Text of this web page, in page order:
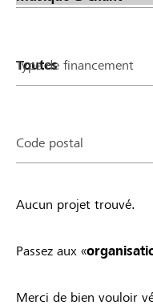
Type de financement
Code postal
Aucun projet trouvé.
Passez aux «
Merci de bien vouloir